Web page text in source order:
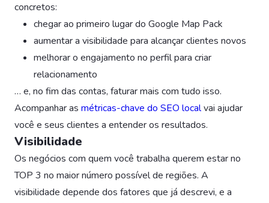
concretos:
chegar ao primeiro lugar do Google Map Pack
aumentar a visibilidade para alcançar clientes novos
melhorar o engajamento no perfil para criar
relacionamento
… e, no fim das contas, faturar mais com tudo isso.
Acompanhar as métricas-chave do SEO localvai ajudar
você e seus clientes a entender os resultados.
Visibilidade
Os negócios com quem você trabalha querem estar no
TOP 3 no maior número possível de regiões. A
visibilidade depende dos fatores que já descrevi, e a